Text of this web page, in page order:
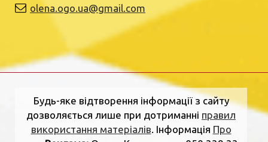
olena.ogo.ua@gmail.com
Будь-яке відтворення інформації з сайту
дозволяється лише при дотриманні правил
використання матеріалів. Інформація Про